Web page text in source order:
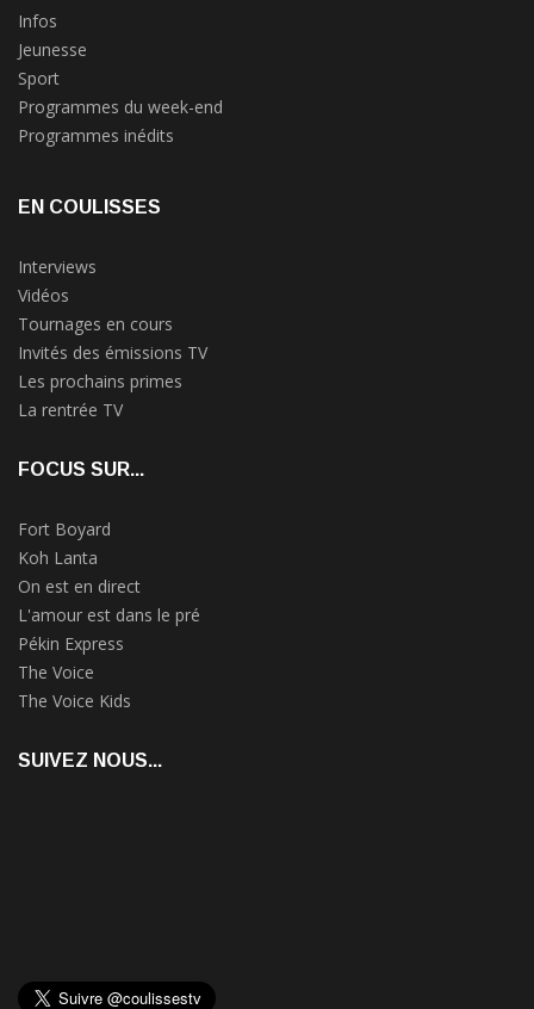
Infos
Jeunesse
Sport
Programmes du week-end
Programmes inédits
EN COULISSES
Interviews
Vidéos
Tournages en cours
Invités des émissions TV
Les prochains primes
La rentrée TV
FOCUS SUR...
Fort Boyard
Koh Lanta
On est en direct
L'amour est dans le pré
Pékin Express
The Voice
The Voice Kids
SUIVEZ NOUS...